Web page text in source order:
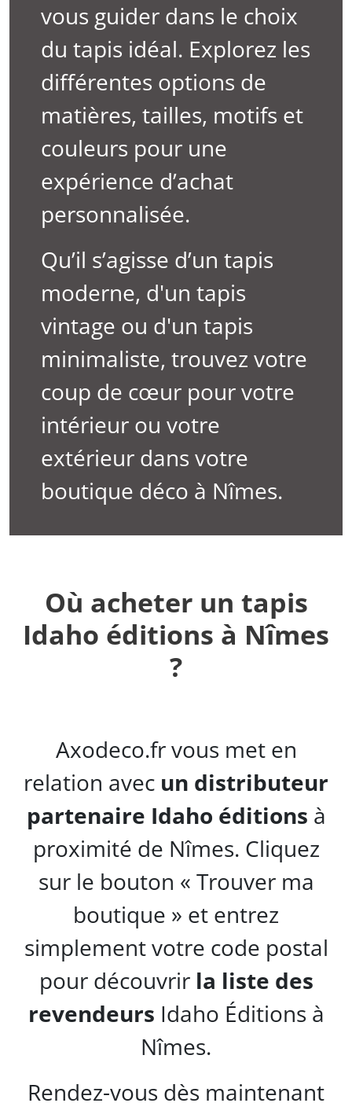
vous guider dans le choix
du tapis idéal. Explorez les
différentes options de
matières, tailles, motifs et
couleurs pour une
expérience d’achat
personnalisée.
Qu’il s’agisse d’un tapis
moderne, d'un tapis
vintage ou d'un tapis
minimaliste, trouvez votre
coup de cœur pour votre
intérieur ou votre
extérieur dans votre
boutique déco à Nîmes.
Où acheter un tapis
Idaho éditions à Nîmes
?
Axodeco.fr vous met en
relation avec un distributeur
partenaire Idaho éditions à
proximité de Nîmes. Cliquez
sur le bouton « Trouver ma
boutique » et entrez
simplement votre code postal
pour découvrir la liste des
revendeurs Idaho Éditions à
Nîmes.
Rendez-vous dès maintenant